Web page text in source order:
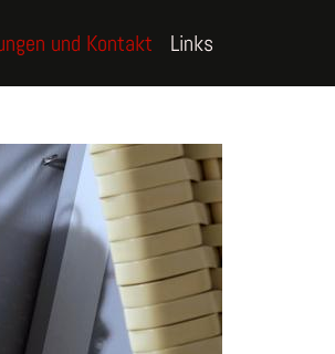
und Kontakt Links